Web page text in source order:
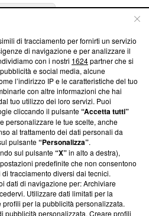
trasparenti su Blasting
e su come ci impegniamo a
afferma la nostra aderenza a
Blasting News non è
ma ha richiesto di farne
effettuato una verifica di
di tracciamento per fornirti un servizio
di navigazione e per analizzare il
con i nostri 1624partner che si
e social media, alcune
l’indirizzo IP e le caratteristiche del tuo
con altre informazioni che hai
tuo utilizzo dei loro servizi. Puoi
cliccando il pulsante“Accetta tutti”
personalizzare le tue scelte, anche
al trattamento dei dati personali da
pulsante“Personalizza”.
sul pulsante“X”in alto a destra),
predefinite che non consentono
tracciamento diversi dai tecnici.
dati di navigazione per: Archiviare
Utilizzare dati limitati per la
per la pubblicità personalizzata.
pubblicità personalizzata. Creare profili